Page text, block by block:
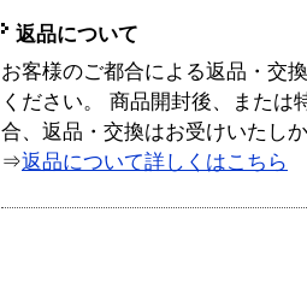
返品について
お客様のご都合による返品・交
ください。 商品開封後、または
合、返品・交換はお受けいたし
⇒返品について詳しくはこちら